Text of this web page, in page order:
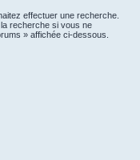
effectuer une recherche.
recherche si vous ne
» affichée ci-dessous.